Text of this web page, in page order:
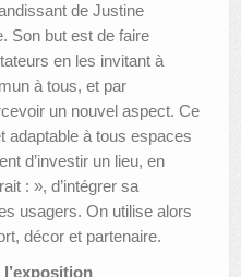
de Justine
Son but est de faire
en les invitant à
à tous, et par
un nouvel aspect. Ce
adaptable à tous espaces
d’investir un lieu, en
: », d’intégrer sa
usagers. On utilise alors
décor et partenaire.